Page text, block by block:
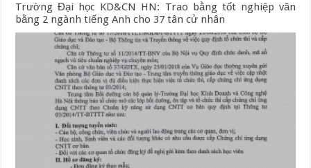
Trường Đại học KD&CN HN: Trao bằng tốt nghiệp văn
bằng 2 ngành tiếng Anh cho 37 tân cử nhân